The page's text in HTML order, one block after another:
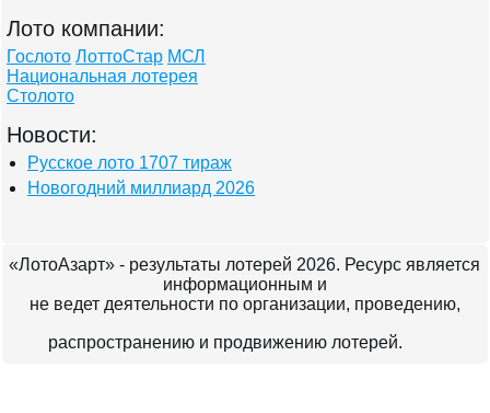
Лото компании:
Гослото ЛоттоСтар МСЛ
Национальная лотерея
Столото
Новости:
Русское лото 1707 тираж
Новогодний миллиард 2026
«ЛотоАзарт» - результаты лотерей 2026. Ресурс является
информационным и
не ведет деятельности по организации, проведению,
распространению и продвижению лотерей.